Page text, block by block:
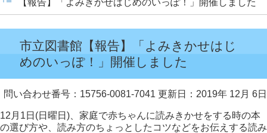
【報告】「よみきかせはじめのいっぽ！」開催しました
市立図書館【報告】「よみきかせはじ
めのいっぽ！」開催しました
問い合わせ番号：15756-0081-7041 更新日：2019年 12月 6日
12月1日(日曜日)、家庭で赤ちゃんに読みきかせをする時の本
の選び方や、読み方のちょっとしたコツなどをお伝えする読み